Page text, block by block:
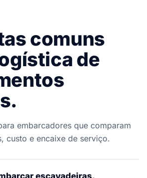
comuns
de
embarcadores que comparam
custo e encaixe de serviço.
escavadeiras,